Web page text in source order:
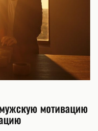
мотивацию